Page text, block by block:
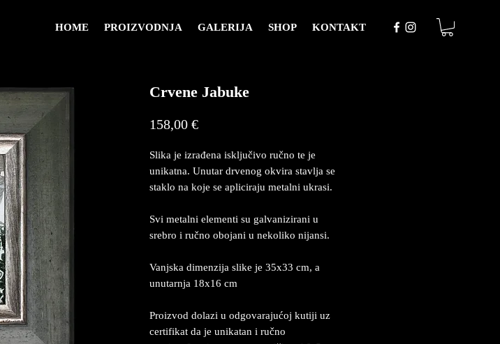
HOME PROIZVODNJA GALERIJA SHOP KONTAKT
Crvene Jabuke
158,00 €Price
Slika je izrađena isključivo ručno te je
unikatna. Unutar drvenog okvira stavlja se
staklo na koje se apliciraju metalni ukrasi.
Svi metalni elementi su galvanizirani u
srebro i ručno obojani u nekoliko nijansi.
Vanjska dimenzija slike je 35x33 cm, a
unutarnja 18x16 cm
Proizvod dolazi u odgovarajućoj kutiji uz
certifikat da je unikatan i ručno